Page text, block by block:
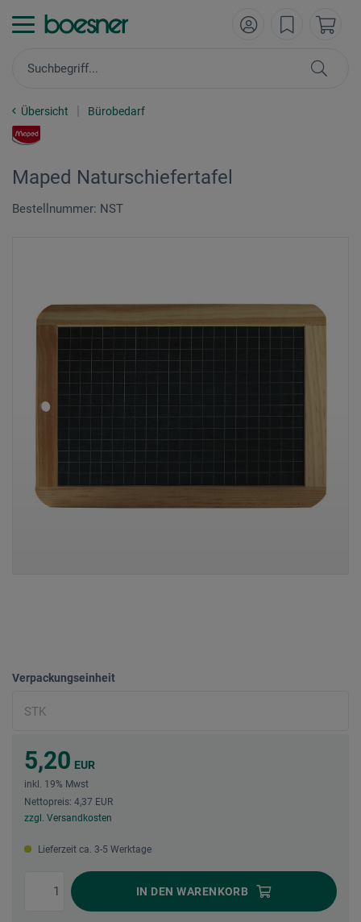
Übersicht Bürobedarf
Maped Naturschiefertafel
Bestellnummer: NST
Verpackungseinheit
5,20 EUR
inkl. 19% Mwst
Nettopreis: 4,37 EUR
zzgl. Versandkosten
Lieferzeit ca. 3-5 Werktage
IN DEN WARENKORB